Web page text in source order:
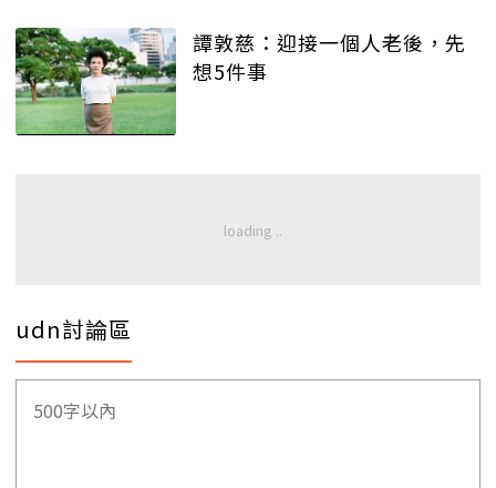
譚敦慈：迎接一個人老後，先
想5件事
udn討論區